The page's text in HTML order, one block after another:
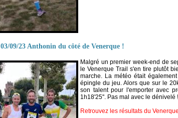
03/09/23 Anthonin du côté de Venerque !
Malgré un premier week-end de
le Venerque Trail s'en tire plutôt
marche. La météo était
épingle du jeu. Alors que sur le
son talent pour l'emporter avec
1h18'25''. Pas mal avec le dénivelé !
Retrouvez les résultats du